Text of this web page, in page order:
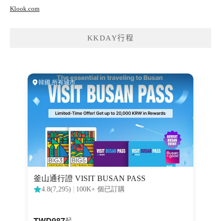
Klook.com
KKDAY行程